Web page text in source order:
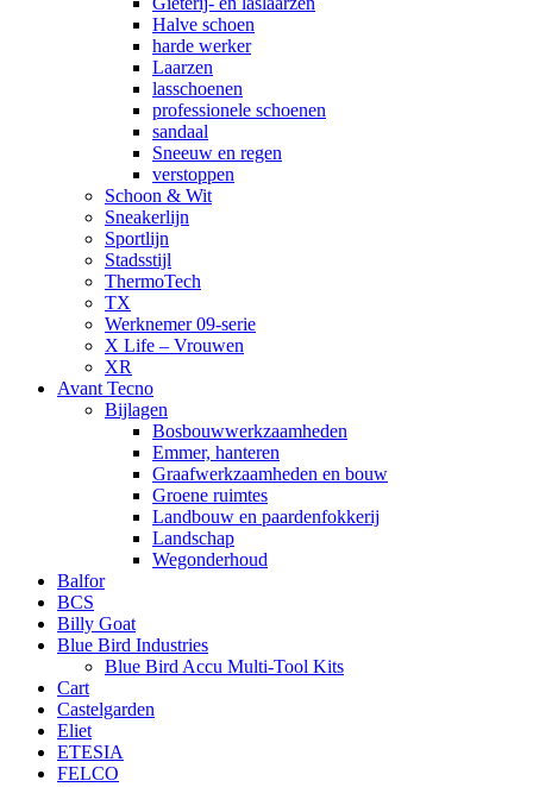
Halve schoen
harde werker
Laarzen
lasschoenen
professionele schoenen
sandaal
Sneeuw en regen
verstoppen
Schoon & Wit
Sneakerlijn
Sportlijn
Stadsstijl
ThermoTech
TX
Werknemer 09-serie
X Life – Vrouwen
XR
Avant Tecno
Bijlagen
Bosbouwwerkzaamheden
Emmer, hanteren
Graafwerkzaamheden en bouw
Groene ruimtes
Landbouw en paardenfokkerij
Landschap
Wegonderhoud
Balfor
BCS
Billy Goat
Blue Bird Industries
Blue Bird Accu Multi-Tool Kits
Cart
Castelgarden
Eliet
ETESIA
FELCO